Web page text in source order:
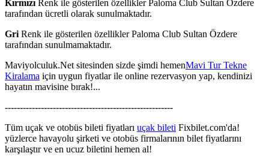
Kırmızı Renk ile gösterilen özellikler Paloma Club Sultan Özdere
tarafından ücretli olarak sunulmaktadır.
Gri Renk ile gösterilen özellikler Paloma Club Sultan Özdere
tarafından sunulmamaktadır.
Maviyolculuk.Net sitesinden sizde şimdi hemenMavi Tur Tekne
Kiralama için uygun fiyatlar ile online rezervasyon yap, kendinizi
hayatın mavisine bırak!...
--------------------------------------------------------
Tüm uçak ve otobüs bileti fiyatları uçak bileti Fixbilet.com'da!
yüzlerce havayolu şirketi ve otobüs firmalarının bilet fiyatlarını
karşılaştır ve en ucuz biletini hemen al!